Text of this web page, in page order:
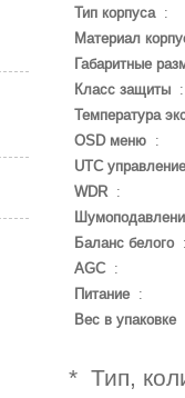
Тип корпуса:
Материал
Габаритные
Класс защиты
Температура
OSD меню :
UTC управление
WDR:
Баланс белого
AGC:
Питание :
Вес в упаковке